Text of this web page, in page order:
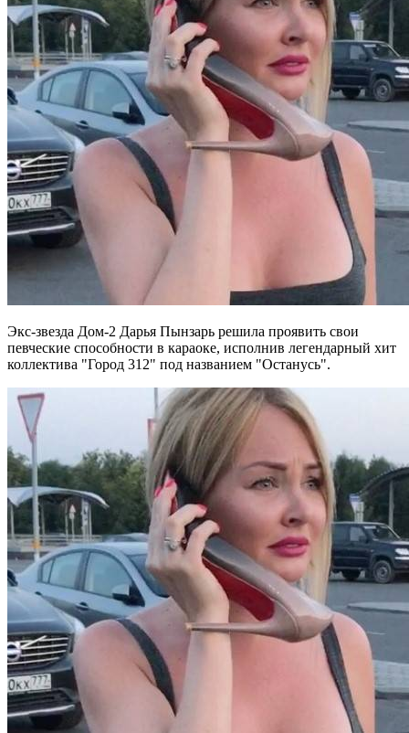
Экс-звезда Дом-2 Дарья Пынзарь решила проявить свои
певческие способности в караоке, исполнив легендарный хит
коллектива "Город 312" под названием "Останусь".